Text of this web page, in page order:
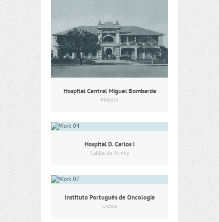
Hospital Central Miguel Bombarda
Maputo
Hospital D. Carlos I
Caldas da Rainha
Instituto Português de Oncologia
Lisboa